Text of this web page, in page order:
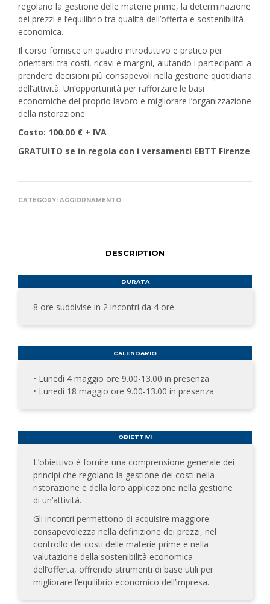
regolano la gestione delle materie prime, la determinazione
dei prezzi e l’equilibrio tra qualità dell’offerta e sostenibilità
economica.
Il corso fornisce un quadro introduttivo e pratico per
orientarsi tra costi, ricavi e margini, aiutando i partecipanti a
prendere decisioni più consapevoli nella gestione quotidiana
dell’attività. Un’opportunità per rafforzare le basi
economiche del proprio lavoro e migliorare l’organizzazione
della ristorazione.
Costo: 100.00 € + IVA
GRATUITO se in regola con i versamenti EBTT Firenze
CATEGORY: AGGIORNAMENTO
DESCRIPTION
DURATA
8 ore suddivise in 2 incontri da 4 ore
CALENDARIO
• Lunedì 4 maggio ore 9.00-13.00 in presenza
• Lunedì 18 maggio ore 9.00-13.00 in presenza
OBIETTIVI
L’obiettivo è fornire una comprensione generale dei
principi che regolano la gestione dei costi nella
ristorazione e della loro applicazione nella gestione
di un’attività.
Gli incontri permettono di acquisire maggiore
consapevolezza nella definizione dei prezzi, nel
controllo dei costi delle materie prime e nella
valutazione della sostenibilità economica
dell’offerta, offrendo strumenti di base utili per
migliorare l’equilibrio economico dell’impresa.